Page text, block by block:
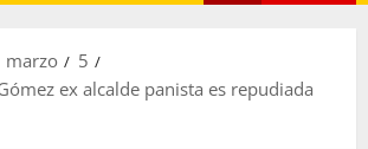
marzo
5
ex alcalde panista es repudiada